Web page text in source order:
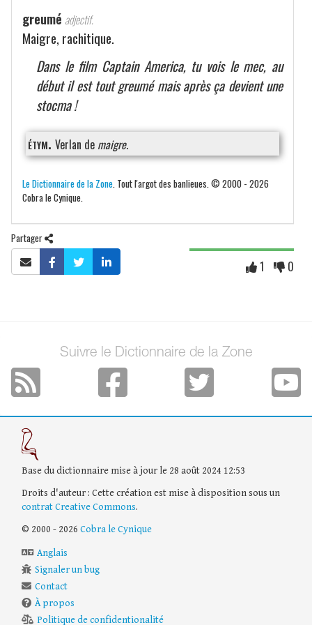
greumé adjectif.
Maigre, rachitique.
Dans le film Captain America, tu vois le mec, au
début il est tout greumé mais après ça devient une
stocma !
étym. Verlan de maigre.
Le Dictionnaire de la Zone . Tout l'argot des banlieues. © 2000 - 2026
Cobra le Cynique.
Partager
1 0
Suivre le Dictionnaire de la Zone
Base du dictionnaire mise à jour le 28 août 2024 12:53
Droits d'auteur : Cette création est mise à disposition sous un
contrat Creative Commons.
© 2000 - 2026 Cobra le Cynique
Anglais
Signaler un bug
Contact
À propos
Politique de confidentionalité